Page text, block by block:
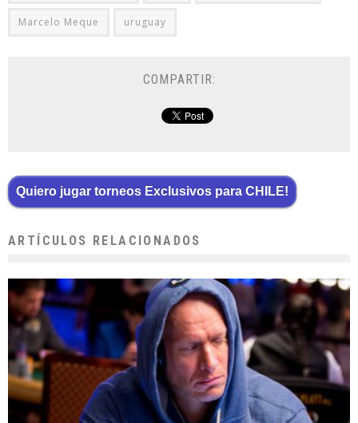
Marcelo Meque uruguay
COMPARTIR:
Quiero jugar torneos Exclusivos para CHILE!
ARTÍCULOS RELACIONADOS